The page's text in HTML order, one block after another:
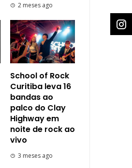
2 meses ago
School of Rock
Curitiba leva 16
bandas ao
palco do Clay
Highway em
noite de rock ao
vivo
3 meses ago